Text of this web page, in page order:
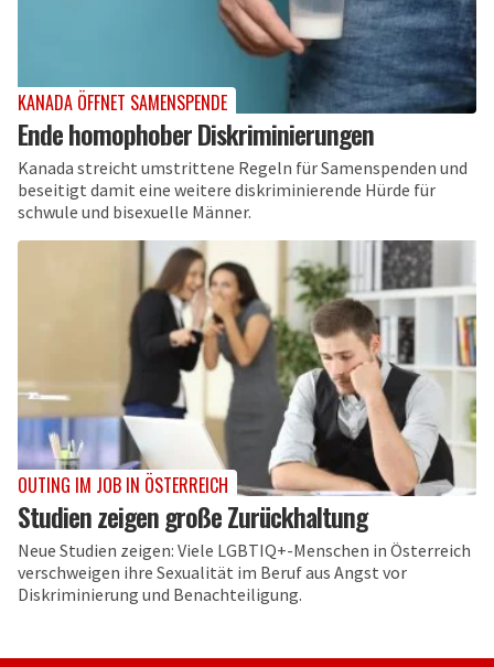
KANADA ÖFFNET SAMENSPENDE
Ende homophober Diskriminierungen
Kanada streicht umstrittene Regeln für Samenspenden und
beseitigt damit eine weitere diskriminierende Hürde für
schwule und bisexuelle Männer.
OUTING IM JOB IN ÖSTERREICH
Studien zeigen große Zurückhaltung
Neue Studien zeigen: Viele LGBTIQ+-Menschen in Österreich
verschweigen ihre Sexualität im Beruf aus Angst vor
Diskriminierung und Benachteiligung.